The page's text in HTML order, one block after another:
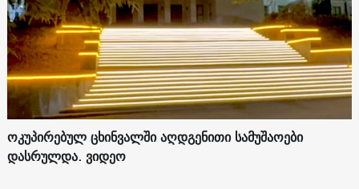
ოკუპირებულ ცხინვალში აღდგენითი სამუშაოები
დასრულდა. ვიდეო